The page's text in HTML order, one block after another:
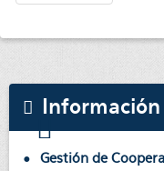
Información
Gestión de